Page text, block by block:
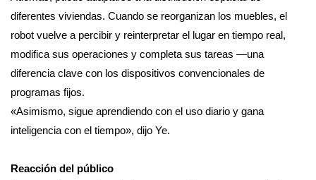
diferentes viviendas. Cuando se reorganizan los muebles, el
robot vuelve a percibir y reinterpretar el lugar en tiempo real,
modifica sus operaciones y completa sus tareas —una
diferencia clave con los dispositivos convencionales de
programas fijos.
«Asimismo, sigue aprendiendo con el uso diario y gana
inteligencia con el tiempo», dijo Ye.
Reacción del público